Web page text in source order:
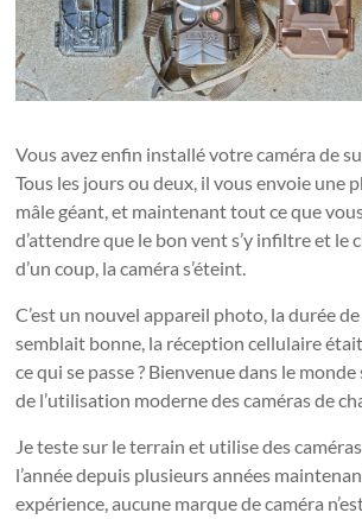
Vous avez enfin installé votre caméra de
Tous les jours ou deux, il vous envoie une
mâle géant, et maintenant tout ce que
d’attendre que le bon vent s’y infiltre et le
d’un coup, la caméra s’éteint.
C’est un nouvel appareil photo, la durée
semblait bonne, la réception cellulaire
ce qui se passe ? Bienvenue dans le
de l’utilisation moderne des caméras de
Je teste sur le terrain et utilise des
l’année depuis plusieurs années
expérience, aucune marque de caméra